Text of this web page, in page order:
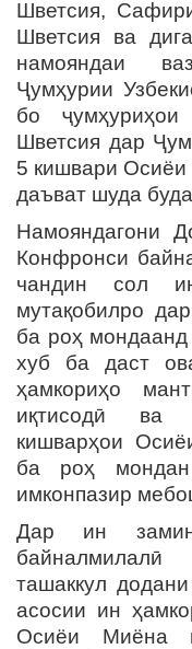
Шветсия,
Шветсия ва
намояндаи
Ҷумҳурии
бо
Шветсия дар
5 кишвари
даъват шуда
Намояндагони
Конфронси
чандин сол
мутақобилро
ба роҳ
хуб ба даст
ҳамкориҳо
иқтисодӣ ва
кишварҳои
ба роҳ
имконпазир
Дар ин
ташаккул
асосии ин
Осиёи Миёна